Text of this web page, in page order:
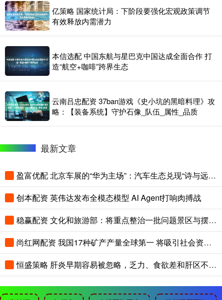
亿策略 国家统计局：下阶段要强化宏观政策调节
有效释放内需潜力
本信选配 中国东航与星巴克中国达成全面合作 打
造“航空+咖啡”跨界生态
云南吕忠配资 37ban游戏《史小坑的黑暗料理》攻
略：【装备系统】守护石像_队伍_属性_品质
最新文章
盈富优配 北京车展的“华为主场”：汽车生态兑现“诗与远方”
创本配资 英伟达发布全模态模型 AI Agent打响肉搏战
稳赢配资 文化和旅游部：将重点整治一批问题景区与摆渡车
尚红网配资 我国17种矿产产量全球第一 将吸引社会资本参与找矿
恒盛策略 肝炎早期容易被忽略，乏力、食欲差和肝区不适别轻看